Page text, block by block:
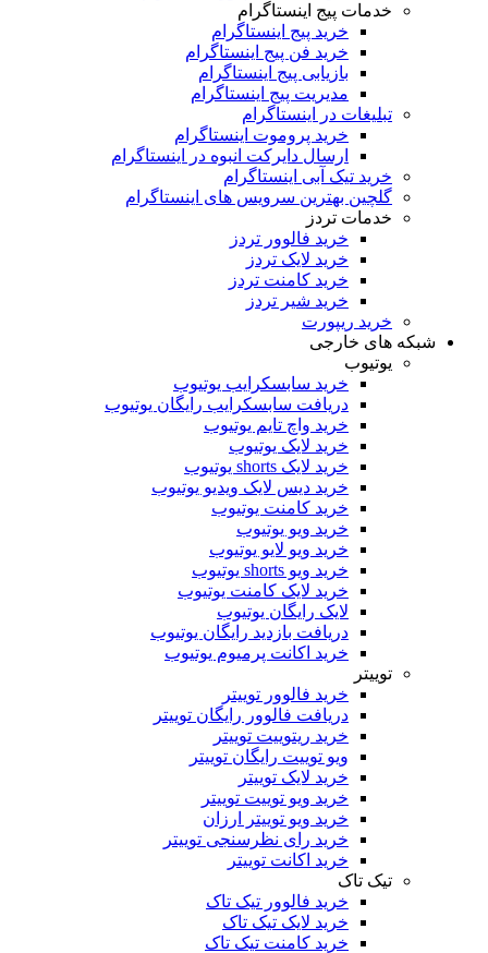
خدمات پیج اینستاگرام
خرید پیج اینستاگرام
خرید فن پیج اینستاگرام
بازیابی پیج اینستاگرام
مدیریت پیج اینستاگرام
تبلیغات در اینستاگرام
خرید پروموت اینستاگرام
ارسال دایرکت انبوه در اینستاگرام
خرید تیک آبی اینستاگرام
گلچین بهترین سرویس های اینستاگرام
خدمات تردز
خرید فالوور تردز
خرید لایک تردز
خرید کامنت تردز
خرید شیر تردز
خرید ریپورت
شبکه های خارجی
یوتیوب
خرید سابسکرایب یوتیوب
دریافت سابسکرایب رایگان یوتیوب
خرید واچ تایم یوتیوب
خرید لایک یوتیوب
خرید لایک shorts یوتیوب
خرید دیس لایک ویدیو یوتیوب
خرید کامنت یوتیوب
خرید ویو یوتیوب
خرید ویو لایو یوتیوب
خرید ویو shorts یوتیوب
خرید لایک کامنت یوتیوب
لایک رایگان یوتیوب
دریافت بازدید رایگان یوتیوب
خرید اکانت پرمیوم یوتیوب
توییتر
خرید فالوور توییتر
دریافت فالوور رایگان توییتر
خرید ریتوییت توییتر
ویو توییت رایگان توییتر
خرید لایک توییتر
خرید ویو توییت توییتر
خرید ویو توییتر ارزان
خرید رای نظرسنجی توییتر
خرید اکانت توییتر
تیک تاک
خرید فالوور تیک تاک
خرید لایک تیک تاک
خرید کامنت تیک ‌تاک